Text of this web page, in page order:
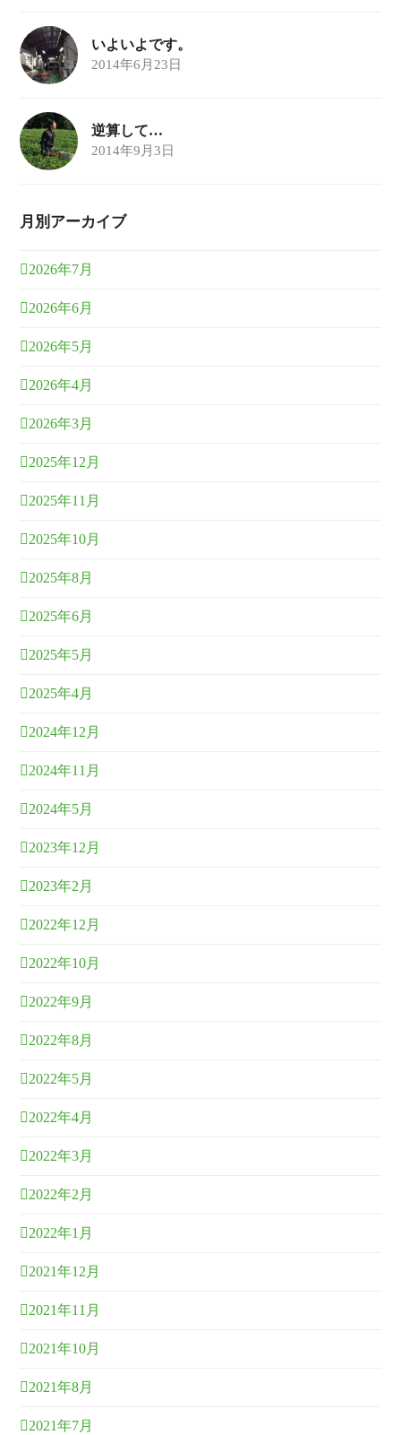
いよいよです。
2014年6月23日
逆算して…
2014年9月3日
月別アーカイブ
2026年7月
2026年6月
2026年5月
2026年4月
2026年3月
2025年12月
2025年11月
2025年10月
2025年8月
2025年6月
2025年5月
2025年4月
2024年12月
2024年11月
2024年5月
2023年12月
2023年2月
2022年12月
2022年10月
2022年9月
2022年8月
2022年5月
2022年4月
2022年3月
2022年2月
2022年1月
2021年12月
2021年11月
2021年10月
2021年8月
2021年7月